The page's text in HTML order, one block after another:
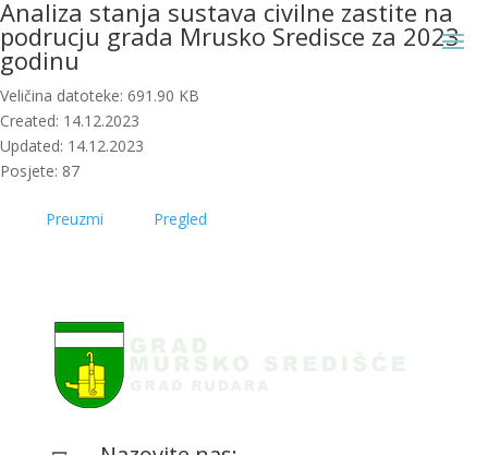
Analiza stanja sustava civilne zastite na
podrucju grada Mrusko Sredisce za 2023
godinu
Veličina datoteke: 691.90 KB
Created: 14.12.2023
Updated: 14.12.2023
Posjete: 87
Preuzmi Pregled